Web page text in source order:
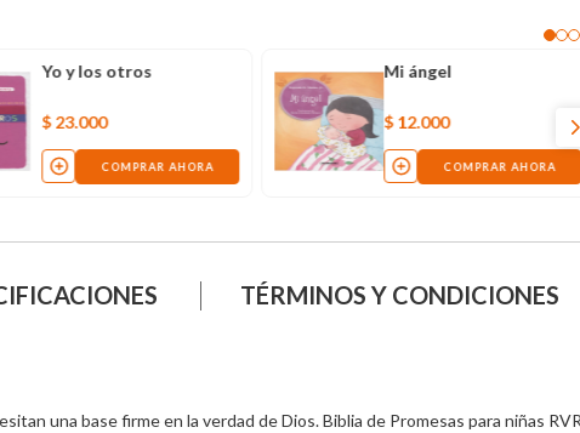
Yo y los otros
$ 23.000
COMPRAR AHORA
Mi ángel
$ 12.000
COMPRAR AHORA
TÉRMINOS Y CONDICIONES
una base firme en la verdad de Dios. Biblia de Promesas para niñas